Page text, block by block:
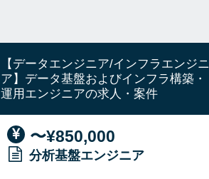
【データエンジニア/インフラエンジニ
ア】データ基盤およびインフラ構築・
運用エンジニアの求人・案件
〜¥850,000
分析基盤エンジニア